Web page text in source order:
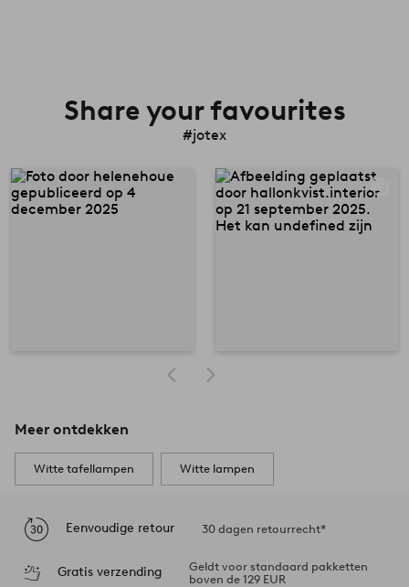
Share your favourites
#jotex
Meer ontdekken
Witte tafellampen Witte lampen
Eenvoudige retour 30 dagen retourrecht*
Gratis verzending
Geldt voor standaard pakketten
boven de 129 EUR